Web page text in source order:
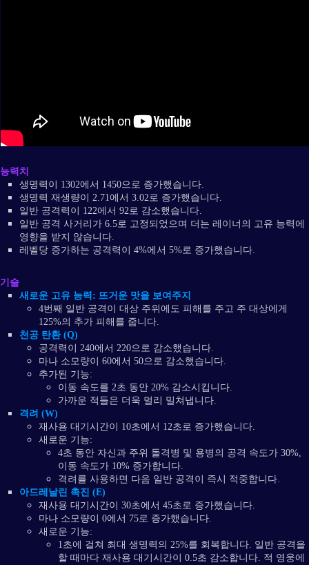
능력치
생명력이 1302에서 1450으로 증가했습니다.
생명력 재생량이 2.71에서 3.02로 증가했습니다.
일반 공격력이 122에서 92로 감소했습니다.
일반 공격 사거리가 6.5로 고정되었으며 더는 레이너의 고유 능력에
영향을 받지 않습니다.
레벨당 증가하는 공격력이 4%에서 5%로 증가했습니다.
기술
새로운 고유 능력: 뜨거운 맛을 보여주지
4번째 일반 공격이 대상 주위에도 피해를 주고 주 대상에게
125%의 추가 피해를 줍니다.
천공 탄환 (Q)
공격력이 240에서 220으로 감소했습니다.
마나 소모량이 60에서 50으로 감소했습니다.
추가된 기능:
이동 속도를 2초 동안 20% 감소시킵니다.
가까운 적들은 더욱 멀리 밀쳐냅니다.
격려 (W)
재사용 대기시간이 10초에서 12초로 증가했습니다.
새로운 기능:
4초 동안 자신과 주위 돌격병 및 용병의 공격 속도가 30%,
이동 속도가 10% 증가합니다.
격려를 사용하면 다음 일반 공격이 즉시 적중합니다.
아드레날린 촉진 (E)
재사용 대기시간이 30초에서 45초로 증가했습니다.
마나 소모량이 0에서 75로 증가했습니다.
새로운 기능:
1초에 걸쳐 최대 생명력의 25%를 회복합니다. 일반 공격을
할 때마다 재사용 대기시간이 0.5초 감소합니다. 적 영웅에